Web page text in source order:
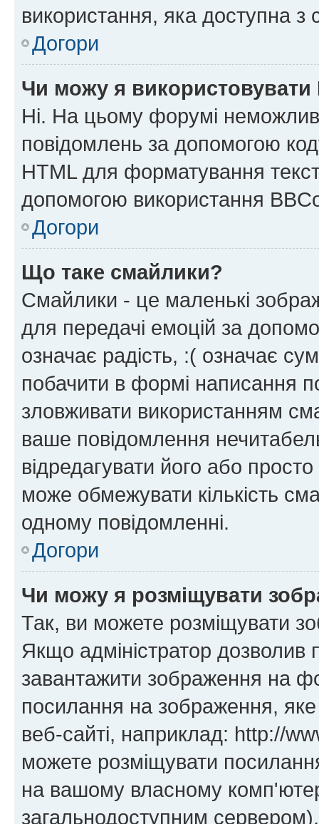
використання, яка доступна з
Догори
Чи можу я використовувати
Ні. На цьому форумі
повідомлень за допомогою
HTML для форматування
допомогою використання
Догори
Що таке смайлики?
Смайлики - це маленькі
для передачі емоцій за
означає радість, :( означає
побачити в формі написання
зловживати використанням
ваше повідомлення
відредагувати його або
може обмежувати кількість
одному повідомленні.
Догори
Чи можу я розміщувати
Так, ви можете розміщувати
Якщо адміністратор
завантажити зображення на
посилання на зображення, яке
веб-сайті, наприклад: http://
можете розміщувати
на вашому власному
загальнодоступним